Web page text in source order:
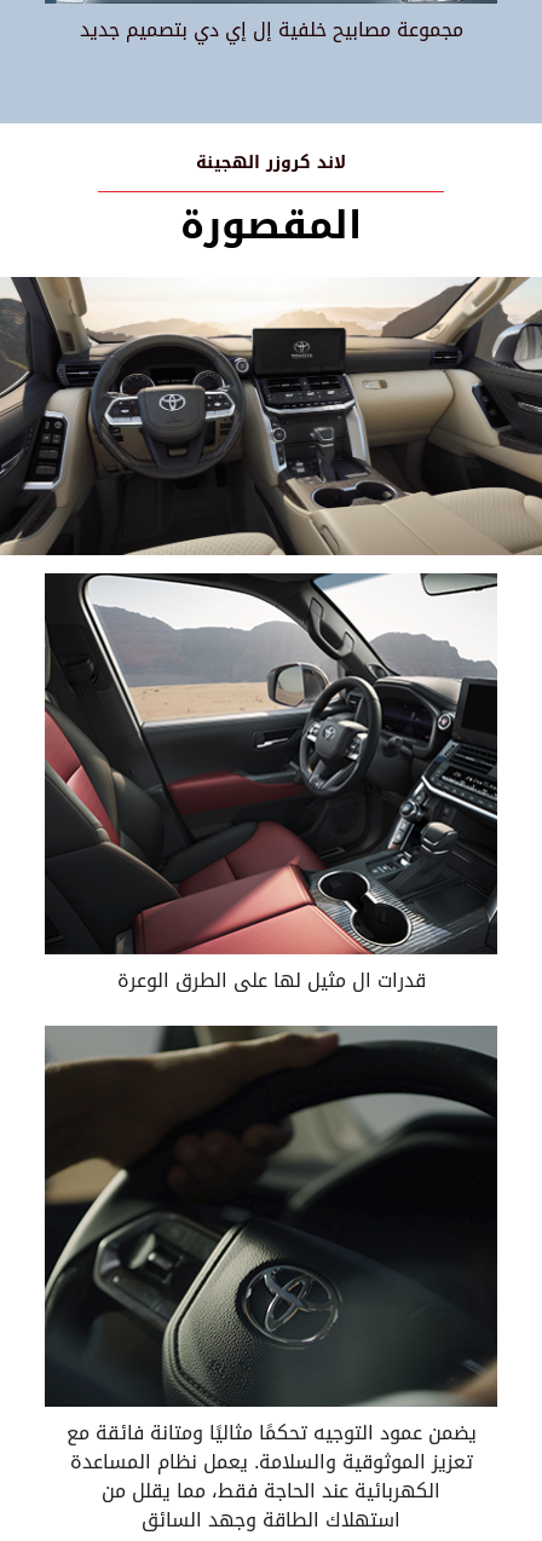
مجموعة مصابيح خلفية إل إي دي بتصميم جديد
لاند كروزر الهجينة
المقصورة
قدرات ال مثيل لها على الطرق الوعرة
يضمن عمود التوجيه تحكمًا مثاليًا ومتانة فائقة مع
تعزيز الموثوقية والسلامة. يعمل نظام المساعدة
الكهربائية عند الحاجة فقط، مما يقلل من
استهلاك الطاقة وجهد السائق